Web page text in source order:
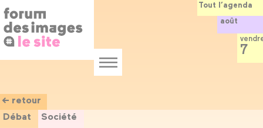
au
contenu
principal
Menu
← retour
Débat
Société
Tout l’agenda
août
7